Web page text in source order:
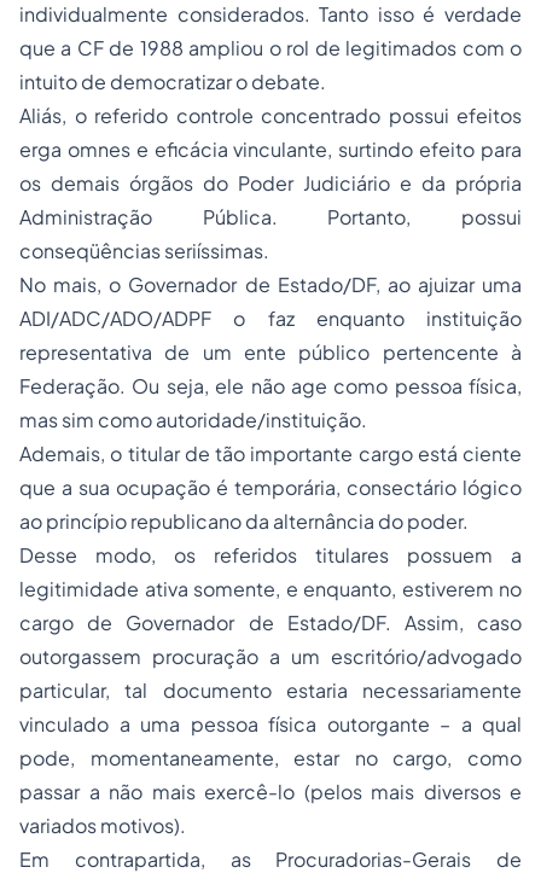
individualmente considerados. Tanto isso é verdade
que a CF de 1988 ampliou o rol de legitimados com o
intuito de democratizar o debate.
Aliás, o referido controle concentrado possui efeitos
erga omnes e eficácia vinculante, surtindo efeito para
os demais órgãos do Poder Judiciário e da própria
Administração Pública. Portanto, possui
conseqüências seriíssimas.
No mais, o Governador de Estado/DF, ao ajuizar uma
ADI/ADC/ADO/ADPF o faz enquanto instituição
representativa de um ente público pertencente à
Federação. Ou seja, ele não age como pessoa física,
mas sim como autoridade/instituição.
Ademais, o titular de tão importante cargo está ciente
que a sua ocupação é temporária, consectário lógico
ao princípio republicano da alternância do poder.
Desse modo, os referidos titulares possuem a
legitimidade ativa somente, e enquanto, estiverem no
cargo de Governador de Estado/DF. Assim, caso
outorgassem procuração a um escritório/advogado
particular, tal documento estaria necessariamente
vinculado a uma pessoa física outorgante – a qual
pode, momentaneamente, estar no cargo, como
passar a não mais exercê-lo (pelos mais diversos e
variados motivos).
Em contrapartida, as Procuradorias-Gerais de